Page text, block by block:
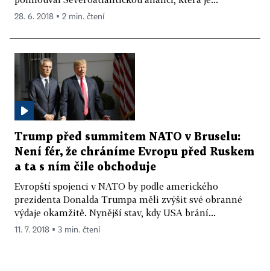
28. 6. 2018 ▪ 2 min. čtení
Trump před summitem NATO v Bruselu:
Není fér, že chráníme Evropu před Ruskem
a ta s ním čile obchoduje
Evropští spojenci v NATO by podle amerického
prezidenta Donalda Trumpa měli zvýšit své obranné
výdaje okamžitě. Nynější stav, kdy USA brání...
11. 7. 2018 ▪ 3 min. čtení